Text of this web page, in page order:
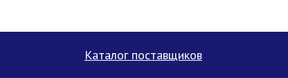
Каталог поставщиков